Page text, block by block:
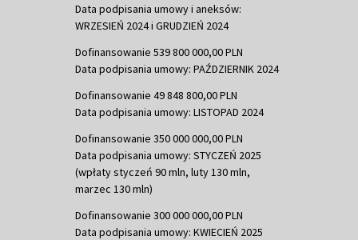
Data podpisania umowy i aneksów:
WRZESIEŃ 2024 i GRUDZIEŃ 2024
Dofinansowanie 539 800 000,00 PLN
Data podpisania umowy: PAŹDZIERNIK 2024
Dofinansowanie 49 848 800,00 PLN
Data podpisania umowy: LISTOPAD 2024
Dofinansowanie 350 000 000,00 PLN
Data podpisania umowy: STYCZEŃ 2025
(wpłaty styczeń 90 mln, luty 130 mln,
marzec 130 mln)
Dofinansowanie 300 000 000,00 PLN
Data podpisania umowy: KWIECIEŃ 2025